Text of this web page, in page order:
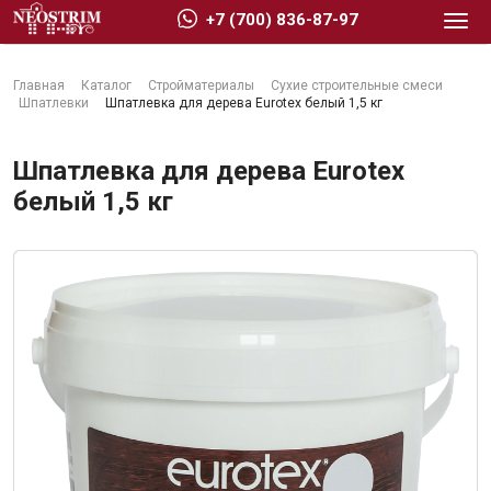
Главная Каталог Стройматериалы
Сухие строительные смеси
Шпатлевки
Шпатлевка для дерева Eurotex белый 1,5 кг
Шпатлевка для дерева Eurotex
белый 1,5 кг
+7 (700) 836-87-97
Стройматериалы
Сухие строительные смеси
Гидроизоляция
Изоляционные материалы
Ещё 2